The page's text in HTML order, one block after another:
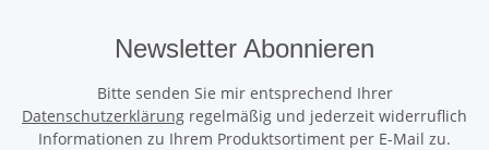
Newsletter Abonnieren
Bitte senden Sie mir entsprechend Ihrer
Datenschutzerklärung regelmäßig und jederzeit widerruflich
Informationen zu Ihrem Produktsortiment per E-Mail zu.